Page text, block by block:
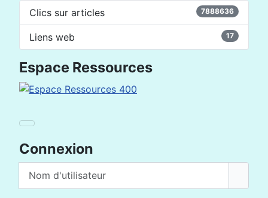
Espace Ressources
Connexion
Clics sur articles 7888636
Liens web 17